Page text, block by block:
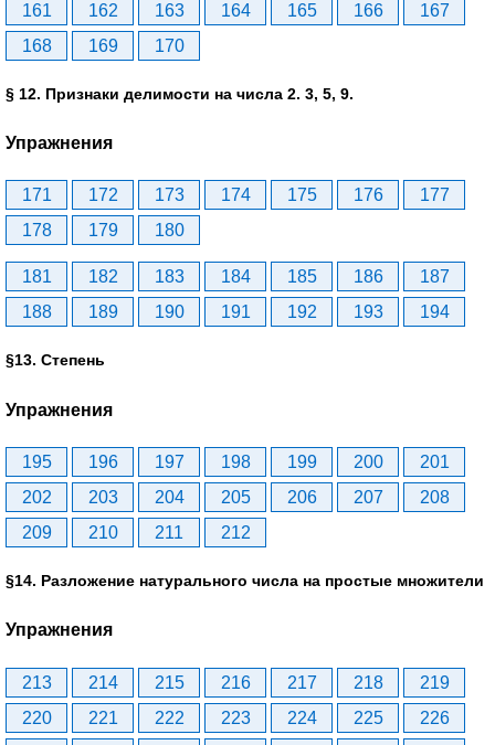
161 162 163 164 165 166
167
168
169 170
§ 12. Признаки делимости на числа 2. 3, 5, 9.
Упражнения
171 172 173 174 175 176
177
178
179 180
181 182 183 184 185 186
187
188
189 190 191 192 193 194
§13. Степень
Упражнения
195 196 197 198 199 200
201
202
203 204 205 206 207
208
209
210 211 212
§14. Разложение натурального числа на простые множители
Упражнения
213 214 215 216 217 218
219
220
221 222 223 224 225
226